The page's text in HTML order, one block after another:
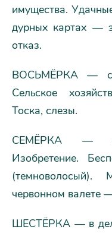
имущества.
дурных картах —
отказ.
ВОСЬМЁРКА —
Сельское
Тоска, слезы.
СЕМЁРКА —
Изобретение.
червонном валете
ШЕСТЁРКА — в